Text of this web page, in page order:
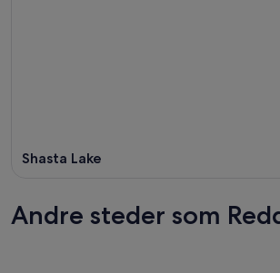
Shasta Lake
Andre steder som